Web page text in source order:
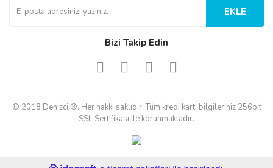
EKLE
Bizi Takip Edin
© 2018 Denizci ®. Her hakkı saklıdır. Tüm kredi kartı bilgileriniz 256bit
SSL Sertifikası ile korunmaktadır.